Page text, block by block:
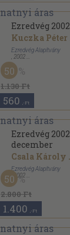
Ezredvég
Kuczka Péter
Ezredvég Alapítvány
2002
Ragasztott papírkötés
Ezredvég sorozat
1.130 Ft
50
560 ,-Ft
Ezredvég
december
Csala Károly
Ezredvég Alapítvány
, 2002
Ragasztott papírkötés
Ezredvég sorozat
2.800 Ft
50
1.400 ,-Ft